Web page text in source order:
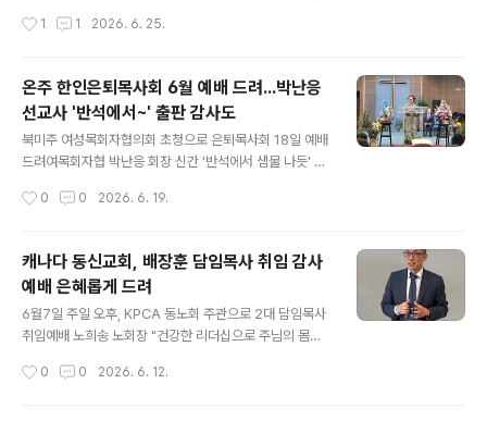
및 연구 사역에 앞장서 온 과학자로 알려져 있다...
회복, 신앙성숙 및 복음전파 등 기도제목 소그룹-지도자 영
다 동신교회 담임목사를 지난 5월31일 이임한 박태겸 목
사(KPCA 해외한인장로회 전 총회장)가 온타리오 무스코
카에 조성한 영성의 집 ‘로뎀하우스’의 개원 예배가 7월5
일 주일 오후 4시에 무스코카 현지(1712 Muskoka Bea
배 설교는 로뎀하우스 담임으로..
1 1 2026. 6. 25.
온주 한인은퇴목사회 6월 예배 드려...박난응
선교사 '반석에서~' 출판 감사도
북미주 여성목회자협의회 초청으로 은퇴목사회 18일 예배
드려여목회자협 박난응 회장 신간 '반석에서 샘물 나듯' 출
정례 예배모임을 18일 오전 11시 북미주 여성목회자협의
배를 드린 후 박난응 회장이 펴낸 책 ‘반석에서 샘물 나듯’
출판기념회도 열었다. 이날 1부 순서로 먼저 드린 예배는
이재철 목사 사회로 드렸다. 다같이 찬송 ‘예수를 나의 구주
삼고’(288장)을 함께 부르고 윤형복 목사가 대표 기도한
을 본문으로 ‘반석에서 샘물 나듯’ 이라는 제목으로 말씀을
0 0 2026. 6. 19.
캐나다 동신교회, 배장훈 담임목사 취임 감사
예배 은혜롭게 드려
6월7일 주일 오후, KPCA 동노회 주관으로 2대 담임목사
취임예배 노희송 노회장 "건강한 리더십으로 주님의 몸된
교회' 비전으로 사명감당에 최선 다할 것" 캐나다 동신교회
0 0 2026. 6. 12.